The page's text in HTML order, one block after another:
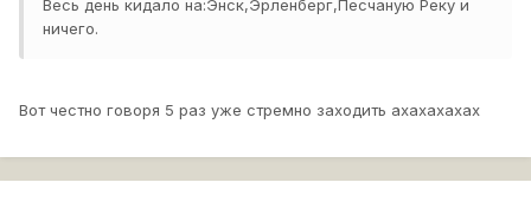
Весь день кидало на:Энск,Эрленберг,Песчаную Реку и
ничего.
Вот честно говоря 5 раз уже стремно заходить ахахахахах